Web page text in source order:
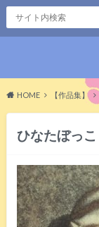
HOME 【作品集】
ひなたぼっこ